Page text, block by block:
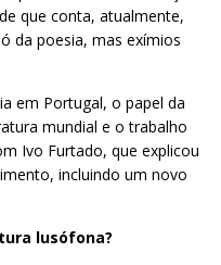
que conta, atualmente,
da poesia, mas exímios
em Portugal, o papel da
mundial e o trabalho
Ivo Furtado, que explicou
incluindo um novo
lusófona?